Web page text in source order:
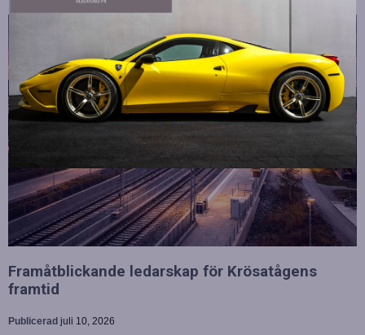
Framåtblickande ledarskap för Krösatågens
framtid
Publicerad juli 10, 2026